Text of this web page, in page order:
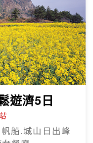
遊濟5日
船.城山日出峰